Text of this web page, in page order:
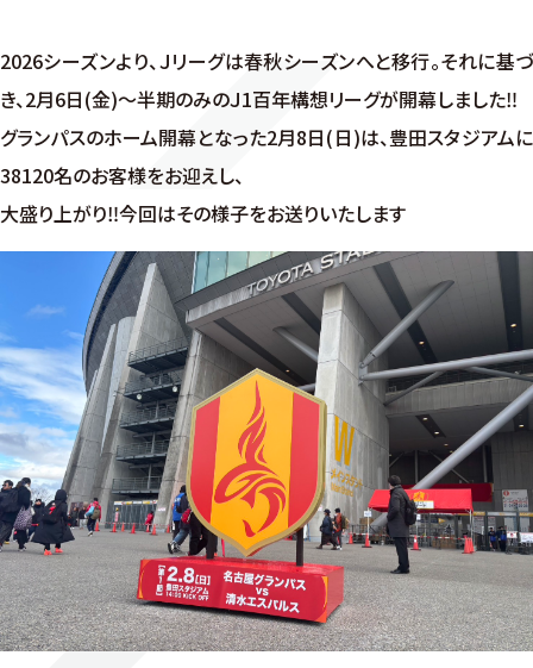
2026シーズンより、Ｊリーグは春秋シーズンへと移行。それに基づ
き、2月6日(金)～半期のみのＪ1百年構想リーグが開幕しました‼
グランパスのホーム開幕となった2月8日(日)は、豊田スタジアムに
38120名のお客様をお迎えし、
大盛り上がり‼今回はその様子をお送りいたします